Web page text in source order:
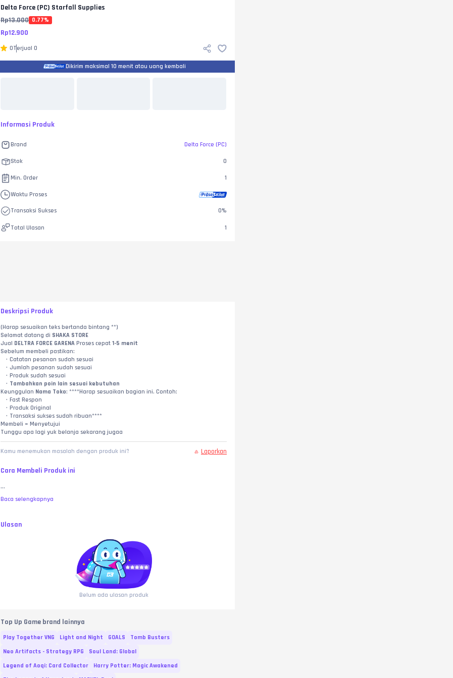
Delta Force (PC) Starfall Supplies
Rp13.000 0.77%
Rp12.900
0Terjual 0
Dikirim maksimal 10 menit atau uang kembali
Informasi Produk
Brand Delta Force (PC)
Stok 0
Min. Order 1
Waktu Proses
Transaksi Sukses 0%
Total Ulasan 1
Deskripsi Produk
(Harap sesuaikan teks bertanda bintang **)
Selamat datang di SHAKA STORE
Jual DELTRA FORCE GARENA Proses cepat 1-5 menit
Sebelum membeli pastikan:
Catatan pesanan sudah sesuai
Jumlah pesanan sudah sesuai
Produk sudah sesuai
Tambahkan poin lain sesuai kebutuhan
Keunggulan Nama Toko: ****Harap sesuaikan bagian ini. Contoh:
Fast Respon
Produk Original
Transaksi sukses sudah ribuan****
Membeli = Menyetujui
Tunggu apa lagi yuk belanja sekarang jugaa
Kamu menemukan masalah dengan produk ini? Laporkan
Cara Membeli Produk ini
...
Baca selengkapnya
Ulasan
Belum ada ulasan produk
Top Up Game brand lainnya
Play Together VNG Light and Night GOALS
Tomb Busters
Neo Artifacts - Strategy RPG
Soul Land: Global
Legend of Aoqi: Card Collector
Harry Potter: Magic Awakened